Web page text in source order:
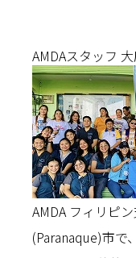
AMDAスタッフ
AMDA フィリピ
(Paranaque)市で